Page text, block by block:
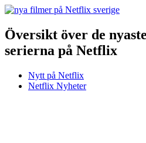
Översikt över de
serierna på Netflix
Nytt på Netflix
Netflix Nyheter